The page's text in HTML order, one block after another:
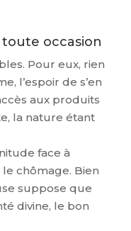
toute occasion
Pour eux, rien
l’espoir de s’en
aux produits
la nature étant
face à
le chômage. Bien
suppose que
divine, le bon